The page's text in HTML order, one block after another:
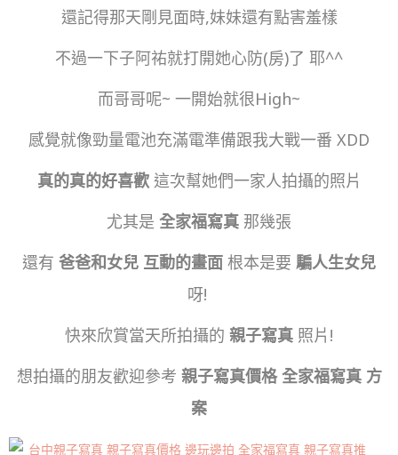
還記得那天剛見面時,妹妹還有點害羞樣
不過一下子阿祐就打開她心防(房)了 耶^^
而哥哥呢~ 一開始就很High~
感覺就像勁量電池充滿電準備跟我大戰一番 XDD
真的真的好喜歡這次幫她們一家人拍攝的照片
尤其是 全家福寫真 那幾張
還有 爸爸和女兒 互動的畫面 根本是要 騙人生女兒
呀!
快來欣賞當天所拍攝的 親子寫真 照片!
想拍攝的朋友歡迎參考 親子寫真價格 全家福寫真 方
案